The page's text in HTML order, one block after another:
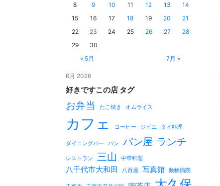
6月 2026
8
9 10 11 12 13
14
15
16 17 18 19 20
21
22
23 24 25 26 27
28
29
30
« 5月
7月 »
好きですこの店 タグ
お弁当 たこ焼き オムライス
カフェ コーヒー ジビエ タイ料理
ダイニングバー パン パン屋 ランチ
レストラン 三山 中華料理
八千代市大和田 八百屋 写真館 動物病院